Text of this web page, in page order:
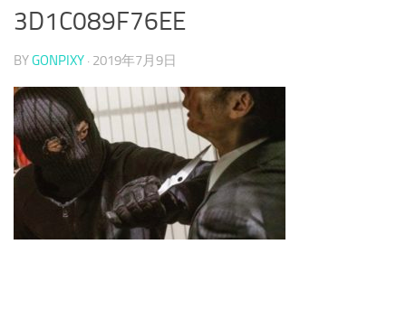
3D1C089F76EE
BYGONPIXY · 2019年7月9日